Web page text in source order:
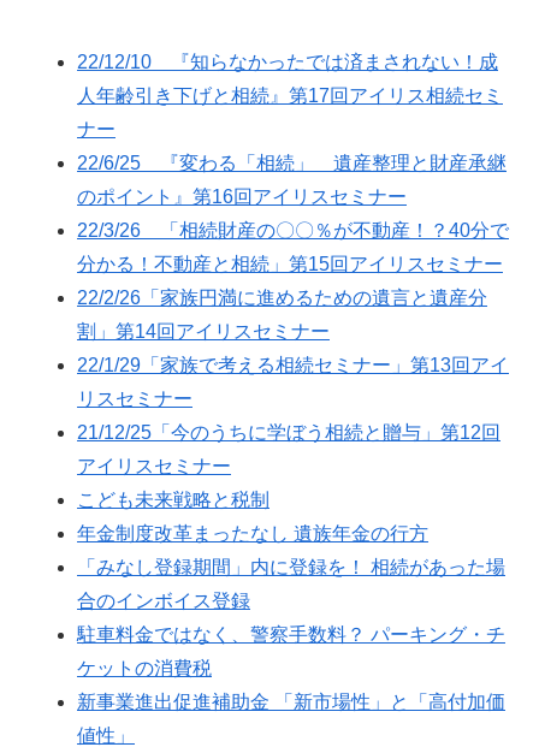
22/12/10 『知らなかったでは済まされない！成
人年齢引き下げと相続』第17回アイリス相続セミ
ナー
22/6/25 『変わる「相続」 遺産整理と財産承継
のポイント』第16回アイリスセミナー
22/3/26 「相続財産の〇〇％が不動産！？40分で
分かる！不動産と相続」第15回アイリスセミナー
22/2/26「家族円満に進めるための遺言と遺産分
割」第14回アイリスセミナー
22/1/29「家族で考える相続セミナー」第13回アイ
リスセミナー
21/12/25「今のうちに学ぼう相続と贈与」第12回
アイリスセミナー
こども未来戦略と税制
年金制度改革まったなし 遺族年金の行方
「みなし登録期間」内に登録を！ 相続があった場
合のインボイス登録
駐車料金ではなく、警察手数料？ パーキング・チ
ケットの消費税
新事業進出促進補助金 「新市場性」と「高付加価
値性」